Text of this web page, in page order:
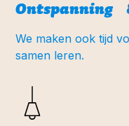
Ontspanning
We maken ook tijd
samen leren.